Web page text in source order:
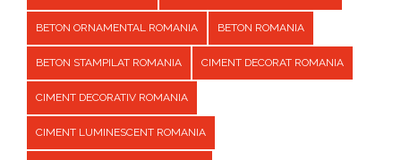
BETON ORNAMENTAL ROMANIA BETON ROMANIA
BETON STAMPILAT ROMANIA CIMENT DECORAT ROMANIA
CIMENT DECORATIV ROMANIA
CIMENT LUMINESCENT ROMANIA